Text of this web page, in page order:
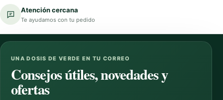
Atención cercana
Te ayudamos con tu pedido
UNA DOSIS DE VERDE EN TU CORREO
Consejos útiles, novedades y
ofertas